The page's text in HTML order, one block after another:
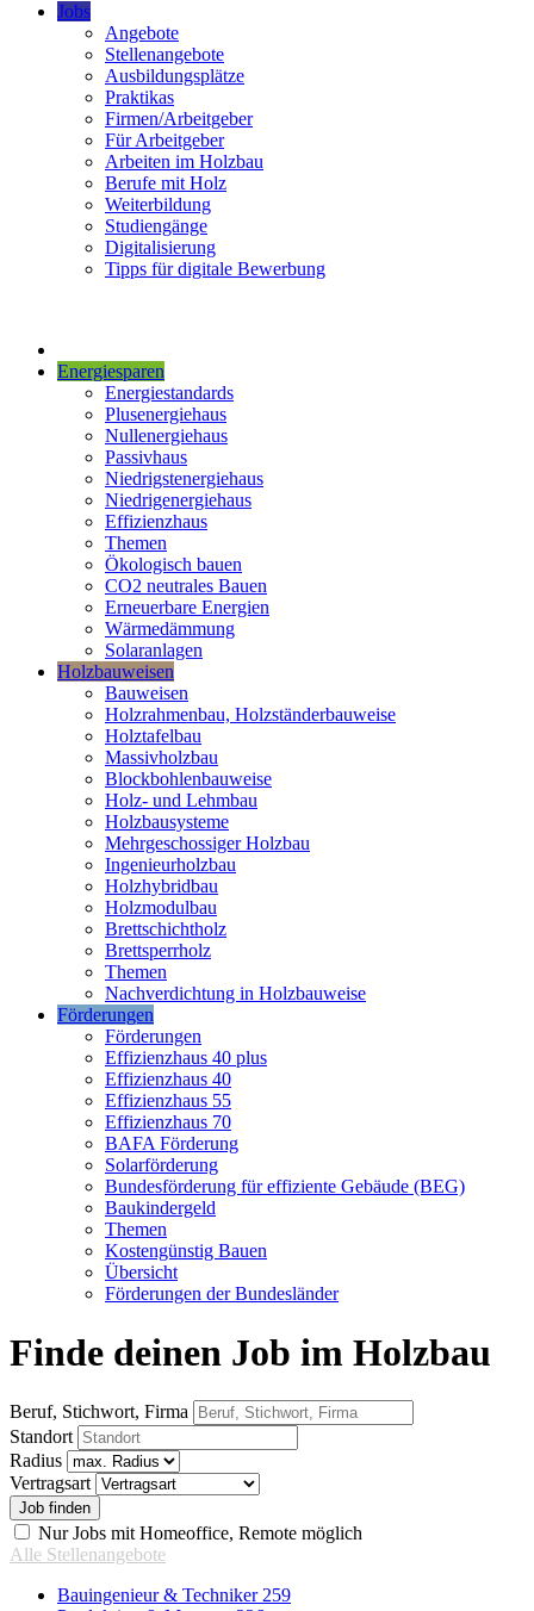
Jobs
Angebote
Stellenangebote
Ausbildungsplätze
Praktikas
Firmen/Arbeitgeber
Für Arbeitgeber
Arbeiten im Holzbau
Berufe mit Holz
Weiterbildung
Studiengänge
Digitalisierung
Tipps für digitale Bewerbung
Energiesparen
Energiestandards
Plusenergiehaus
Nullenergiehaus
Passivhaus
Niedrigstenergiehaus
Niedrigenergiehaus
Effizienzhaus
Themen
Ökologisch bauen
CO2 neutrales Bauen
Erneuerbare Energien
Wärmedämmung
Solaranlagen
Holzbauweisen
Bauweisen
Holzrahmenbau, Holzständerbauweise
Holztafelbau
Massivholzbau
Blockbohlenbauweise
Holz- und Lehmbau
Holzbausysteme
Mehrgeschossiger Holzbau
Ingenieurholzbau
Holzhybridbau
Holzmodulbau
Brettschichtholz
Brettsperrholz
Themen
Nachverdichtung in Holzbauweise
Förderungen
Förderungen
Effizienzhaus 40 plus
Effizienzhaus 40
Effizienzhaus 55
Effizienzhaus 70
BAFA Förderung
Solarförderung
Bundesförderung für effiziente Gebäude (BEG)
Baukindergeld
Themen
Kostengünstig Bauen
Übersicht
Förderungen der Bundesländer
Finde deinen Job im Holzbau
Beruf, Stichwort, Firma
Standort
Radius
Vertragsart
Nur Jobs mit Homeoffice, Remote möglich
Alle Stellenangebote
Bauingenieur & Techniker 259